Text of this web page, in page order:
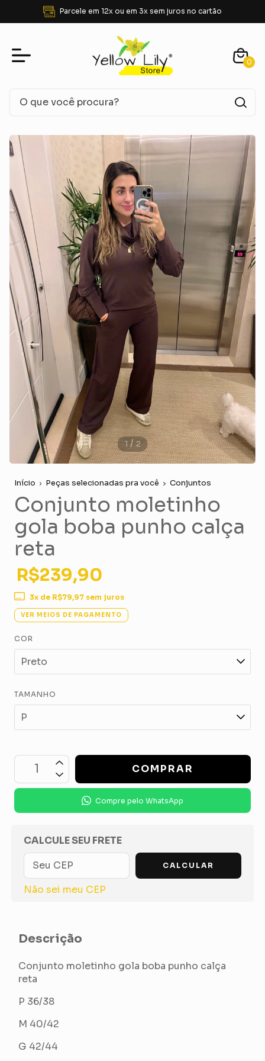
FRETE GRÁTIS para SUDESTE acima de R$ 350,00
0
1/2
Início Peças selecionadas pra você Conjuntos
Conjunto moletinho
gola boba punho calça
reta
R$239,90
3x de R$79,97 sem juros
VER MEIOS DE PAGAMENTO
COR
TAMANHO
Compre pelo WhatsApp
OPÇÕES DE FRETE
CALCULE SEU FRETE
CALCULAR
Não sei meu CEP
Descrição
Conjunto moletinho gola boba punho calça
reta
P 36/38
M 40/42
G 42/44